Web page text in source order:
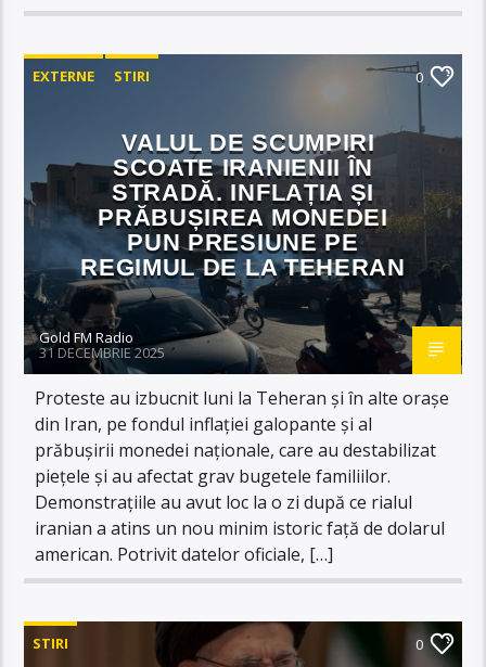
EXTERNE STIRI 0
VALUL DE SCUMPIRI
SCOATE IRANIENII ÎN
STRADĂ. INFLAȚIA ȘI
PRĂBUȘIREA MONEDEI
PUN PRESIUNE PE
REGIMUL DE LA TEHERAN
Gold FM Radio
31 DECEMBRIE 2025
Proteste au izbucnit luni la Teheran și în alte orașe
din Iran, pe fondul inflației galopante și al
prăbușirii monedei naționale, care au destabilizat
piețele și au afectat grav bugetele familiilor.
Demonstrațiile au avut loc la o zi după ce rialul
iranian a atins un nou minim istoric față de dolarul
american. Potrivit datelor oficiale, […]
STIRI 0